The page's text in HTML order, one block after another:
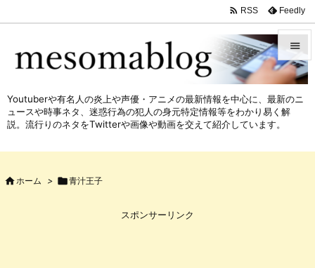



 RSS Feedly
Youtuberや有名人の炎上や声優・アニメの最新情報を中心に、最新のニ
ュースや時事ネタ、迷惑行為の犯人の身元特定情報等をわかり易く解
説。流行りのネタをTwitterや画像や動画を交えて紹介しています。
 ホーム > 青汁王子
スポンサーリンク